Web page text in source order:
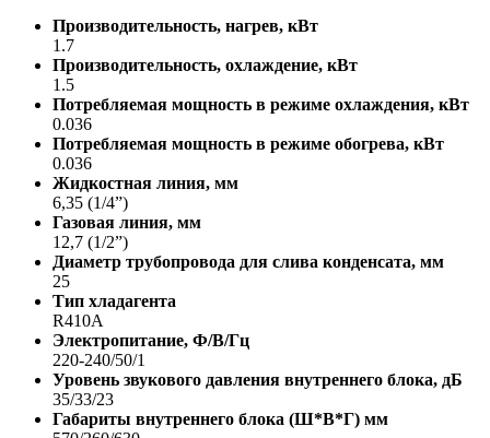
Производительность, нагрев, кВт
1.7
Производительность, охлаждение, кВт
1.5
Потребляемая мощность в режиме охлаждения, кВт
0.036
Потребляемая мощность в режиме обогрева, кВт
0.036
Жидкостная линия, мм
6,35 (1/4”)
Газовая линия, мм
12,7 (1/2”)
Диаметр трубопровода для слива конденсата, мм
25
Тип хладагента
R410A
Электропитание, Ф/В/Гц
220-240/50/1
Уровень звукового давления внутреннего блока, дБ
35/33/23
Габариты внутреннего блока (Ш*В*Г) мм